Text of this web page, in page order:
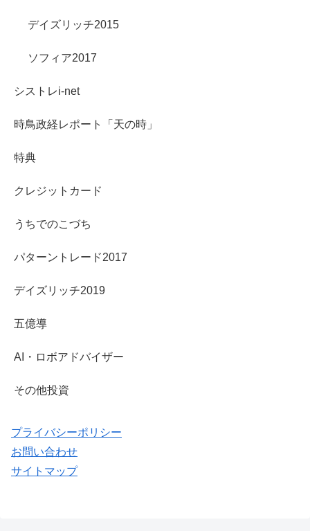
デイズリッチ2015
ソフィア2017
シストレi-net
時鳥政経レポート「天の時」
特典
クレジットカード
うちでのこづち
パターントレード2017
デイズリッチ2019
五億導
AI・ロボアドバイザー
その他投資
プライバシーポリシー
お問い合わせ
サイトマップ